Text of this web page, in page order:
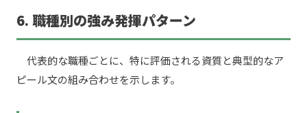
6. 職種別の強み発揮パターン
代表的な職種ごとに、特に評価される資質と典型的なア
ピール文の組み合わせを示します。